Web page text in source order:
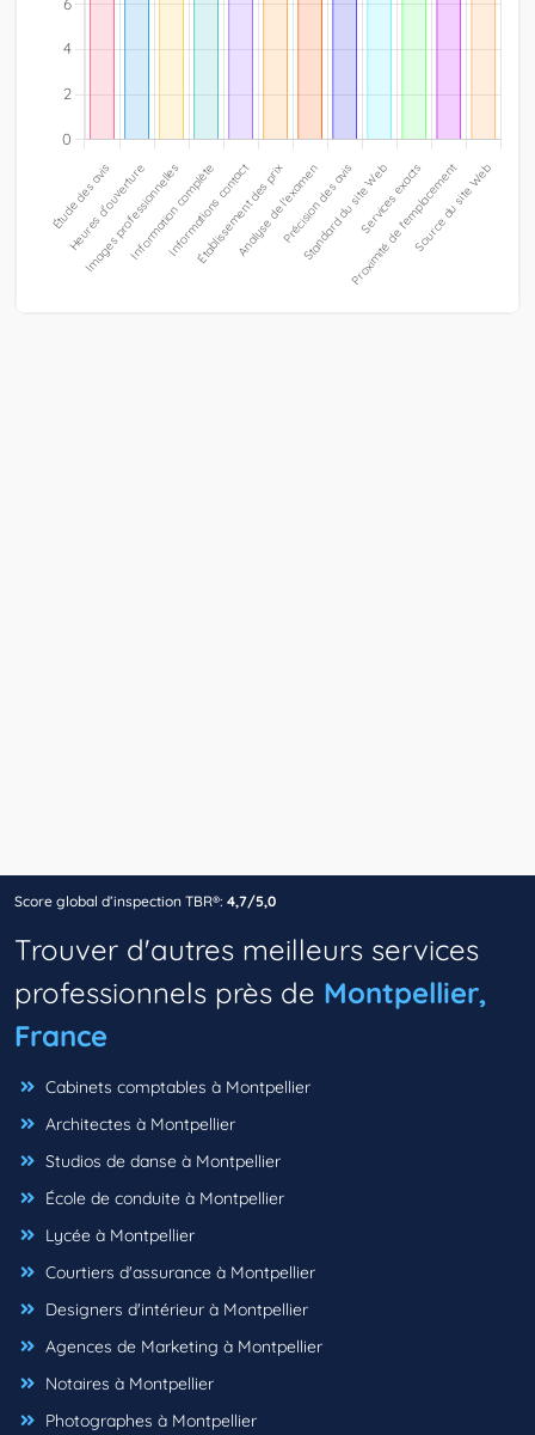
Score global d’inspection TBR®: 4,7/5,0
Trouver d'autres meilleurs services
professionnels près de Montpellier,
France
Cabinets comptables à Montpellier
Architectes à Montpellier
Studios de danse à Montpellier
École de conduite à Montpellier
Lycée à Montpellier
Courtiers d'assurance à Montpellier
Designers d'intérieur à Montpellier
Agences de Marketing à Montpellier
Notaires à Montpellier
Photographes à Montpellier